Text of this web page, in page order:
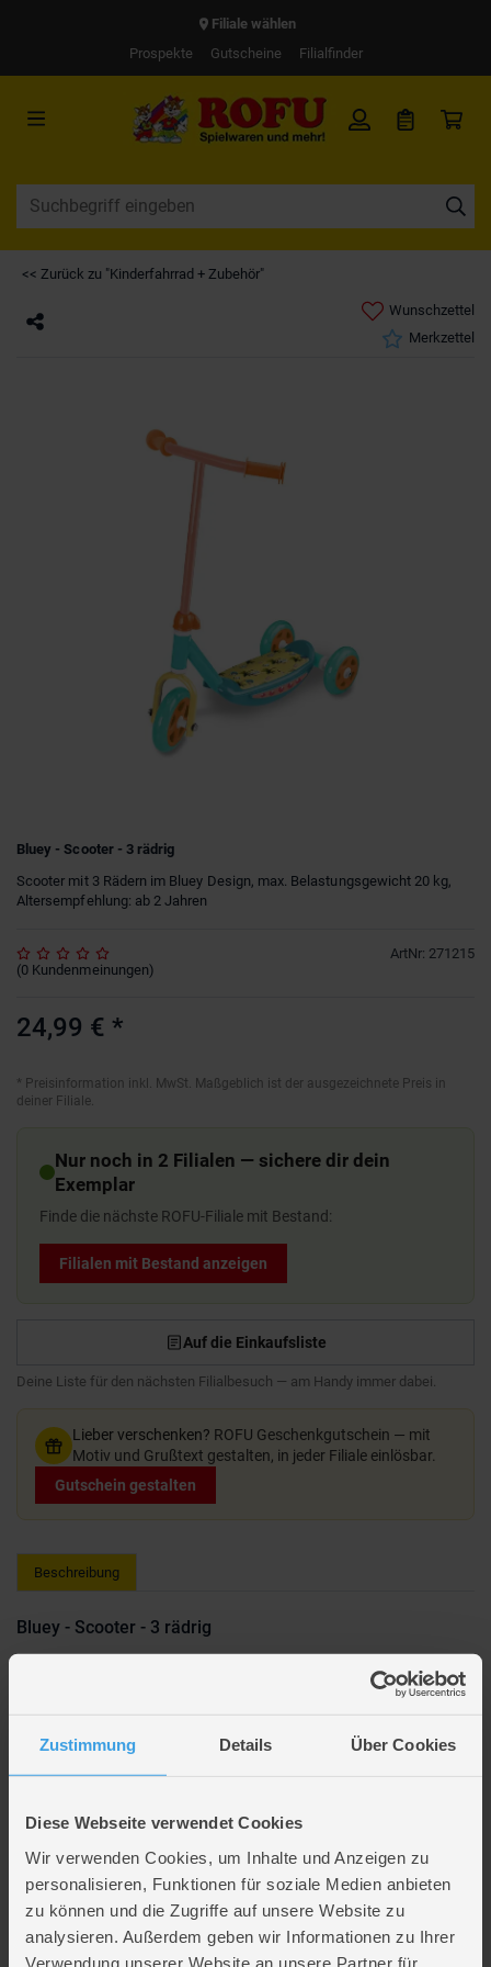
Zustimmung Details Über Cookies
Diese Webseite verwendet Cookies
Wir verwenden Cookies, um Inhalte und Anzeigen zu
personalisieren, Funktionen für soziale Medien anbieten
zu können und die Zugriffe auf unsere Website zu
analysieren. Außerdem geben wir Informationen zu Ihrer
Verwendung unserer Website an unsere Partner für
Filiale wählen
Prospekte
Gutscheine Filialfinder
<< Zurück zu "Kinderfahrrad + Zubehör"
Wunschzettel
Merkzettel
Bluey - Scooter - 3 rädrig
Scooter mit 3 Rädern im Bluey Design, max. Belastungsgewicht 20 kg,
Altersempfehlung: ab 2 Jahren
ArtNr: 271215
(0 Kundenmeinungen)
24,99 € *
* Preisinformation inkl. MwSt. Maßgeblich ist der ausgezeichnete Preis in
deiner Filiale.
Nur noch in 2 Filialen — sichere dir dein
Exemplar
Finde die nächste ROFU-Filiale mit Bestand:
Filialen mit Bestand anzeigen
Auf die Einkaufsliste
Deine Liste für den nächsten Filialbesuch — am Handy immer dabei.
Lieber verschenken? ROFU Geschenkgutschein — mit
Motiv und Grußtext gestalten, in jeder Filiale einlösbar.
Gutschein gestalten
Beschreibung
Bluey - Scooter - 3 rädrig
Rutschfeste Fußstütze
Artikelmerkmale